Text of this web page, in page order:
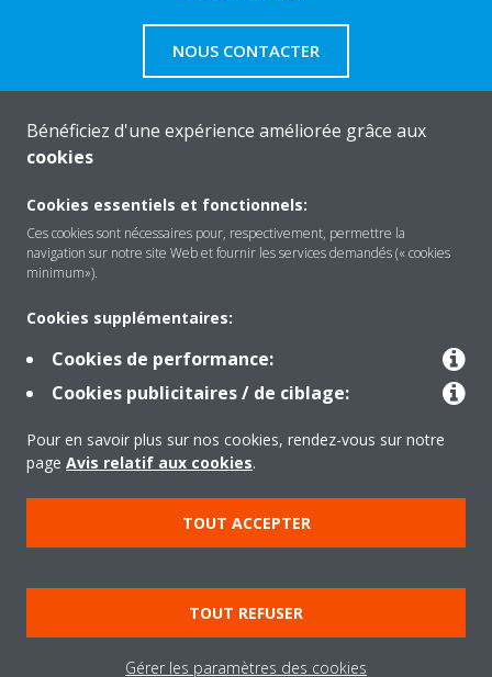
NOUS CONTACTER
Solutions
Contact
Products
Copyright © Daikin
Mentions légales
Avis relatif aux cookies
Politique de confidentialité des données
Éthique de l'entreprise
Data Act
Bénéficiez d'une expérience améliorée grâce aux
cookies
Cookies essentiels et fonctionnels:
Ces cookies sont nécessaires pour, respectivement, permettre la
navigation sur notre site Web et fournir les services demandés (« cookies
minimum»).
Cookies supplémentaires:
Cookies de performance:
Cookies publicitaires / de ciblage:
Pour en savoir plus sur nos cookies, rendez-vous sur notre
page Avis relatif aux cookies.
TOUT ACCEPTER
TOUT REFUSER
Gérer les paramètres des cookies